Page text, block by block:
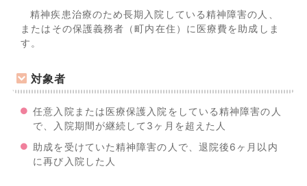
精神疾患治療のため長期入院している精神障害の人、
またはその保護義務者（町内在住）に医療費を助成しま
す。
対象者
任意入院または医療保護入院をしている精神障害の人
で、入院期間が継続して3ヶ月を超えた人
助成を受けていた精神障害の人で、退院後6ヶ月以内
に再び入院した人